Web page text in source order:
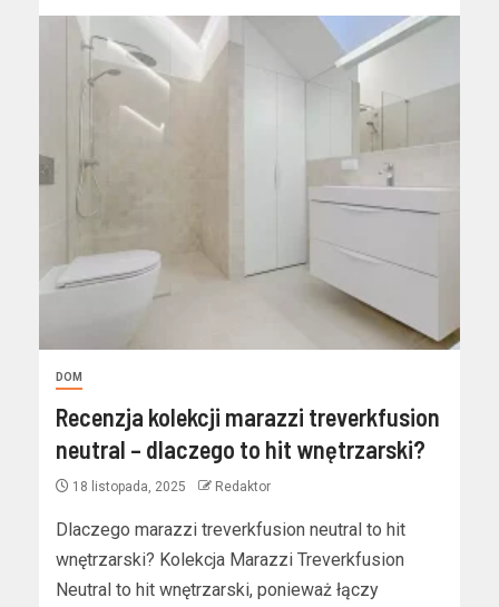
DOM
Recenzja kolekcji marazzi treverkfusion
neutral – dlaczego to hit wnętrzarski?
18 listopada, 2025 Redaktor
Dlaczego marazzi treverkfusion neutral to hit
wnętrzarski? Kolekcja Marazzi Treverkfusion
Neutral to hit wnętrzarski, ponieważ łączy